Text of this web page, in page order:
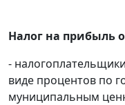
Налог на прибыль
- налогоплательщики
виде процентов по
муниципальным